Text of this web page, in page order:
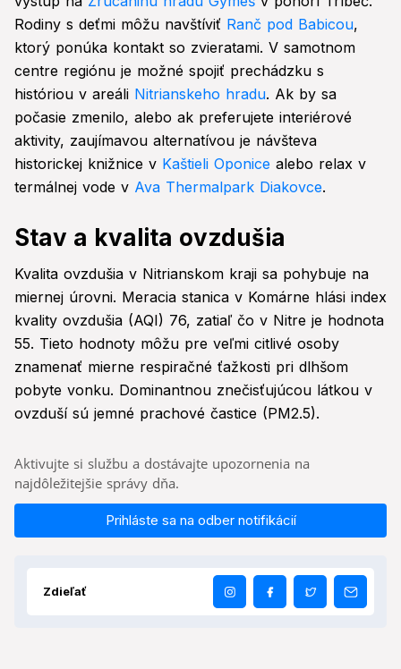
Rodiny s deťmi môžu navštíviť Ranč pod Babicou,
ktorý ponúka kontakt so zvieratami. V samotnom
centre regiónu je možné spojiť prechádzku s
históriou v areáli Nitrianskeho hradu. Ak by sa
počasie zmenilo, alebo ak preferujete interiérové
aktivity, zaujímavou alternatívou je návšteva
historickej knižnice v Kaštieli Oponice alebo relax v
termálnej vode v Ava Thermalpark Diakovce.
Stav a kvalita ovzdušia
Kvalita ovzdušia v Nitrianskom kraji sa pohybuje na
miernej úrovni. Meracia stanica v Komárne hlási index
kvality ovzdušia (AQI) 76, zatiaľ čo v Nitre je hodnota
55. Tieto hodnoty môžu pre veľmi citlivé osoby
znamenať mierne respiračné ťažkosti pri dlhšom
pobyte vonku. Dominantnou znečisťujúcou látkou v
ovzduší sú jemné prachové častice (PM2.5).
Aktivujte si službu a dostávajte upozornenia na
najdôležitejšie správy dňa.
Prihláste sa na odber notifikácií
Zdieľať